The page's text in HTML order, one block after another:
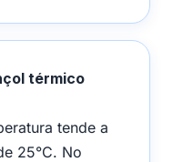
térmico
tende a
25°C. No